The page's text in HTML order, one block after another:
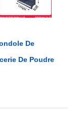
De
De Poudre